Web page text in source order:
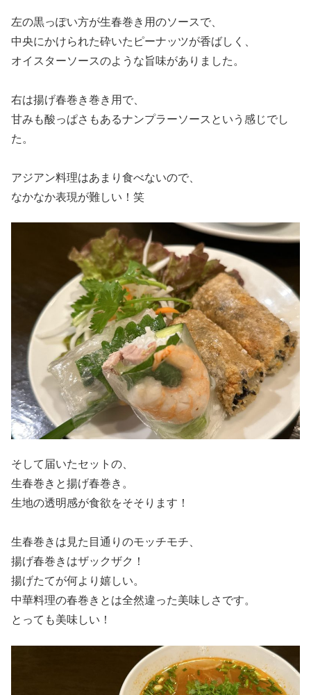
左の黒っぽい方が生春巻き用のソースで、
中央にかけられた砕いたピーナッツが香ばしく、
オイスターソースのような旨味がありました。
右は揚げ春巻き巻き用で、
甘みも酸っぱさもあるナンプラーソースという感じでし
た。
アジアン料理はあまり食べないので、
なかなか表現が難しい！笑
そして届いたセットの、
生春巻きと揚げ春巻き。
生地の透明感が食欲をそそります！
生春巻きは見た目通りのモッチモチ、
揚げ春巻きはザックザク！
揚げたてが何より嬉しい。
中華料理の春巻きとは全然違った美味しさです。
とっても美味しい！